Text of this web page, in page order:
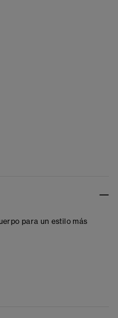
para un estilo más